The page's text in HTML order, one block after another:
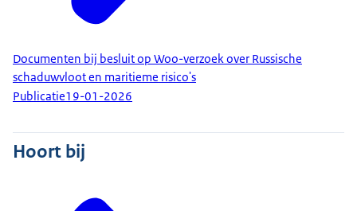
Documenten bij besluit op Woo-verzoek over Russische
schaduwvloot en maritieme risico's
Publicatie19-01-2026
Hoort bij